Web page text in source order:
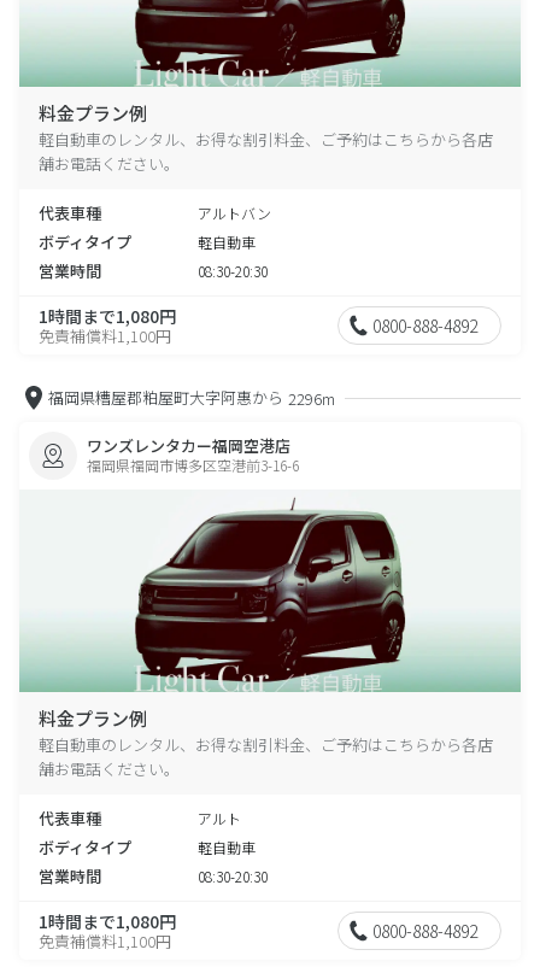
料金プラン例
軽自動車のレンタル、お得な割引料金、ご予約はこちらから各店
舗お電話ください。
代表車種 アルトバン
ボディタイプ 軽自動車
営業時間 08:30-20:30
1時間まで1,080円
免責補償料1,100円 0800-888-4892
福岡県糟屋郡粕屋町大字阿惠から 2296m
ワンズレンタカー福岡空港店
福岡県福岡市博多区空港前3-16-6
料金プラン例
軽自動車のレンタル、お得な割引料金、ご予約はこちらから各店
舗お電話ください。
代表車種 アルト
ボディタイプ 軽自動車
営業時間 08:30-20:30
1時間まで1,080円
免責補償料1,100円 0800-888-4892